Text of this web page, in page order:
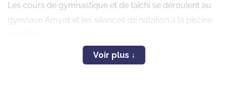
Les cours de gymnastique et de taïchi se déroulent au
gymnase Amyot et les séances de natation à la piscine
L’association est affiliée à la FFEPGV (Fédération